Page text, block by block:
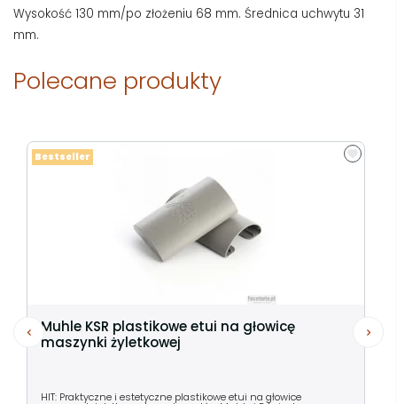
Wysokość 130 mm/po złożeniu 68 mm. Średnica uchwytu 31
mm.
Polecane produkty
Muhle KSR plastikowe etui na głowicę
maszynki żyletkowej
HIT: Praktyczne i estetyczne plastikowe etui na głowice
Bestseller